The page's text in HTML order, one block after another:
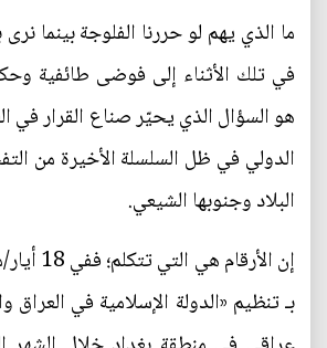
ما الذي يهم لو حررنا الفلوجة بينما
في تلك الأثناء إلى فوضى طائفية
هو السؤال الذي يحيّر صناع القرار في
الدولي في ظل السلسلة الأخيرة من
البلاد وجنوبها الشيعي.
إن